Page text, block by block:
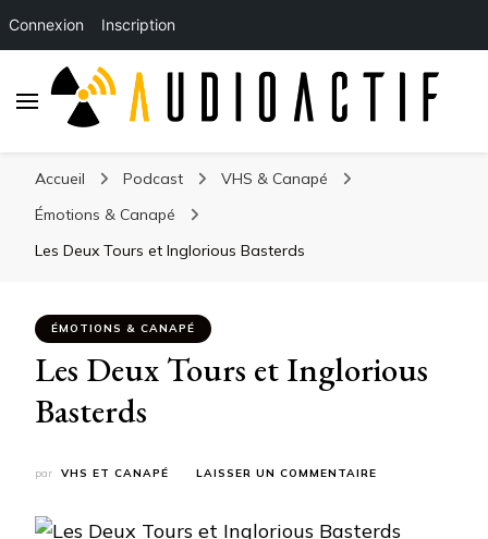
Connexion Inscription
Accueil Podcast
VHS & Canapé
Émotions & Canapé
Les Deux Tours et Inglorious Basterds
ÉMOTIONS & CANAPÉ
Les Deux Tours et Inglorious
Basterds
par VHS ET CANAPÉ LAISSER UN COMMENTAIRE
TOURS